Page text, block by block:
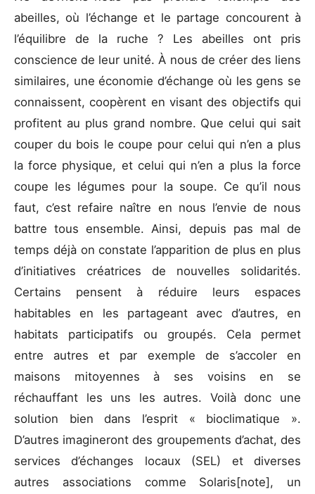
abeilles, où l’échange et le partage concourent à
l’équilibre de la ruche ? Les abeilles ont pris
conscience de leur unité. À nous de créer des liens
similaires, une économie d’échange où les gens se
connaissent, coopèrent en visant des objectifs qui
profitent au plus grand nombre. Que celui qui sait
couper du bois le coupe pour celui qui n’en a plus
la force physique, et celui qui n’en a plus la force
coupe les légumes pour la soupe. Ce qu’il nous
faut, c’est refaire naître en nous l’envie de nous
battre tous ensemble. Ainsi, depuis pas mal de
temps déjà on constate l’apparition de plus en plus
d’initiatives créatrices de nouvelles solidarités.
Certains pensent à réduire leurs espaces
habitables en les partageant avec d’autres, en
habitats participatifs ou groupés. Cela permet
entre autres et par exemple de s’accoler en
maisons mitoyennes à ses voisins en se
réchauffant les uns les autres. Voilà donc une
solution bien dans l’esprit « bioclimatique ».
D’autres imagineront des groupements d’achat, des
services d’échanges locaux (SEL) et diverses
autres associations comme Solaris[note], un